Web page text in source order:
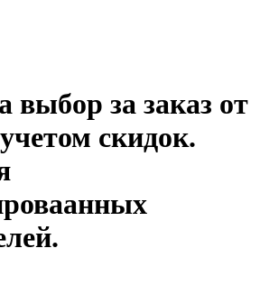
выбор за заказ от
скидок.